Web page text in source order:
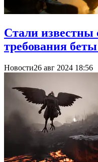
Стали известны
требования
Новости26 авг 2024 18:56